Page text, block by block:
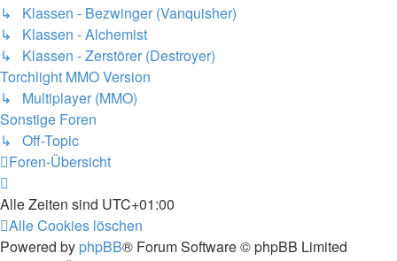
↳ Klassen - Bezwinger (Vanquisher)
↳ Klassen - Alchemist
↳ Klassen - Zerstörer (Destroyer)
Torchlight MMO Version
↳ Multiplayer (MMO)
Sonstige Foren
↳ Off-Topic
Foren-Übersicht
Alle Zeiten sind UTC+01:00
Alle Cookies löschen
Powered by phpBB® Forum Software © phpBB Limited